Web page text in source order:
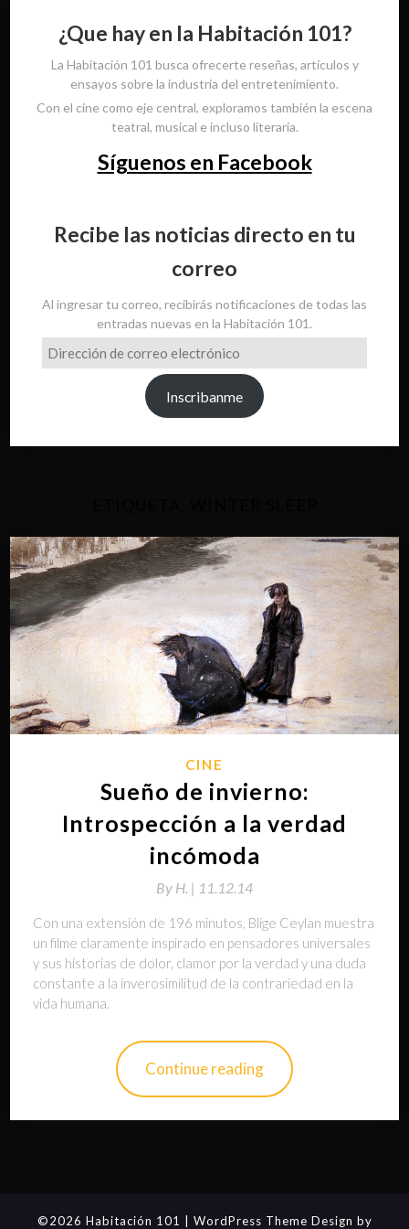
¿Que hay en la Habitación 101?
La Habitación 101 busca ofrecerte reseñas, artículos y
ensayos sobre la industria del entretenimiento.
Con el cine como eje central, exploramos también la escena
teatral, musical e incluso literaria.
Síguenos en Facebook
Recibe las noticias directo en tu
correo
Al ingresar tu correo, recibirás notificaciones de todas las
entradas nuevas en la Habitación 101.
Dirección
de
Inscribanme
CINE
Sueño de invierno:
Introspección a la verdad
incómoda
By H. | 11.12.14
Con una extensión de 196 minutos, Blige Ceylan muestra
un filme claramente inspirado en pensadores universales
y sus historias de dolor, clamor por la verdad y una duda
constante a la inverosimilitud de la contrariedad en la
vida humana.
Continue reading
©2026 Habitación 101 | WordPress Theme Design by